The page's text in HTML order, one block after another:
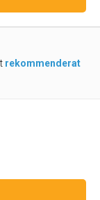
rekommenderat